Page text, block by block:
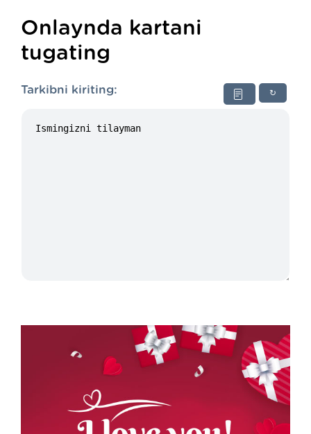
Onlaynda kartani
tugating
↻
Tarkibni kiriting: